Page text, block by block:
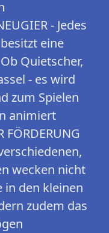
- Jedes
eine
Quietscher,
- es wird
zum Spielen
animiert
FÖRDERUNG
wecken nicht
in den kleinen
zudem das